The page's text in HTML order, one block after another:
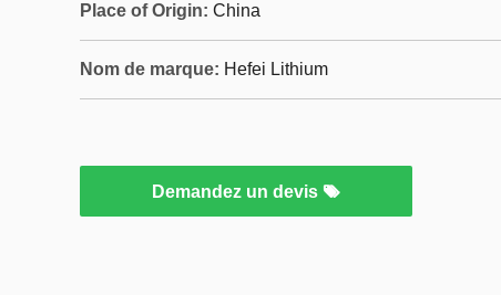
Place of Origin: China
Nom de marque: Hefei Lithium
Demandez un devis